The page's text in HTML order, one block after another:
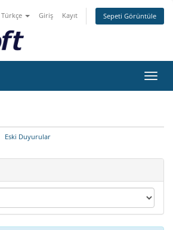
Türkçe Giriş Kayıt Sepeti Görüntüle
Eski Duyurular